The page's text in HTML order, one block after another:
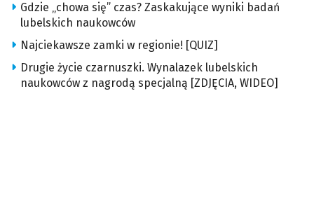
Gdzie „chowa się” czas? Zaskakujące wyniki badań
lubelskich naukowców
Najciekawsze zamki w regionie! [QUIZ]
Drugie życie czarnuszki. Wynalazek lubelskich
naukowców z nagrodą specjalną [ZDJĘCIA, WIDEO]